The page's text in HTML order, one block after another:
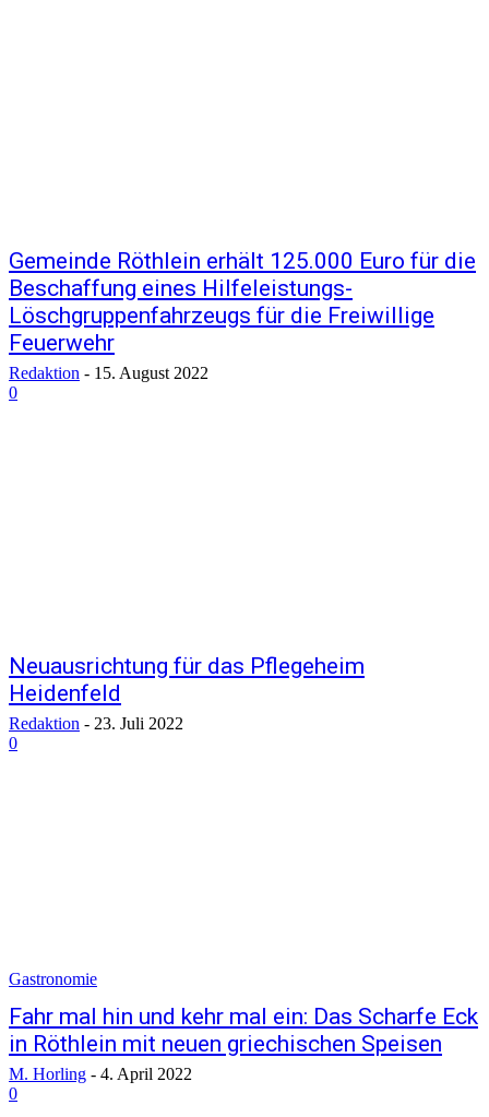
Gemeinde Röthlein erhält 125.000 Euro für die
Beschaffung eines Hilfeleistungs-
Löschgruppenfahrzeugs für die Freiwillige
Feuerwehr
Redaktion - 15. August 2022
0
Neuausrichtung für das Pflegeheim
Heidenfeld
Redaktion - 23. Juli 2022
0
Gastronomie
Fahr mal hin und kehr mal ein: Das Scharfe Eck
in Röthlein mit neuen griechischen Speisen
M. Horling - 4. April 2022
0